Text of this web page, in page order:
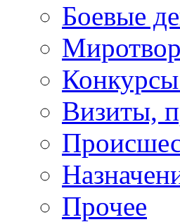
Боевые
Визиты,
Прочее